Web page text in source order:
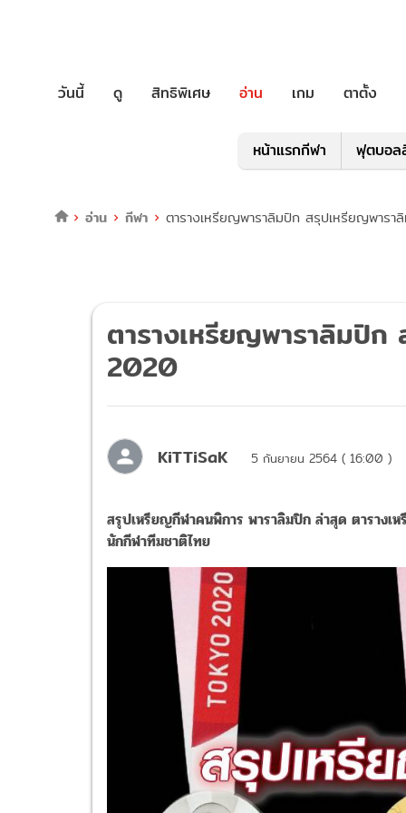
วันนี้ ดู สิทธิพิเศษ อ่าน เกม ตาตั้ง
หน้าแรกกีฬา ฟุตบอล
อ่าน กีฬา ตารางเหรียญพาราลิมปิก สรุปเหรียญพาร
ตารางเหรียญพาราลิมปิ
2020
KiTTiSaK 5 กันยายน 2564 ( 16:00 )
สรุปเหรียญกีฬาคนพิการ พาราลิมปิก ล่าสุด ตารางเ
นักกีฬาทีมชาติไทย